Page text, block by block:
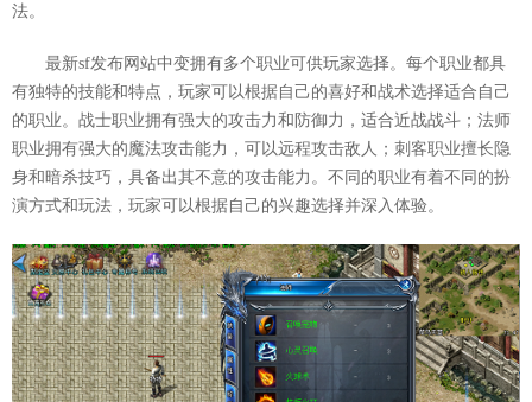
法。
最新sf发布网站中变拥有多个职业可供玩家选择。每个职业都具
有独特的技能和特点，玩家可以根据自己的喜好和战术选择适合自己
的职业。战士职业拥有强大的攻击力和防御力，适合近战战斗；法师
职业拥有强大的魔法攻击能力，可以远程攻击敌人；刺客职业擅长隐
身和暗杀技巧，具备出其不意的攻击能力。不同的职业有着不同的扮
演方式和玩法，玩家可以根据自己的兴趣选择并深入体验。